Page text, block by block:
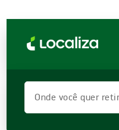
Onde você quer